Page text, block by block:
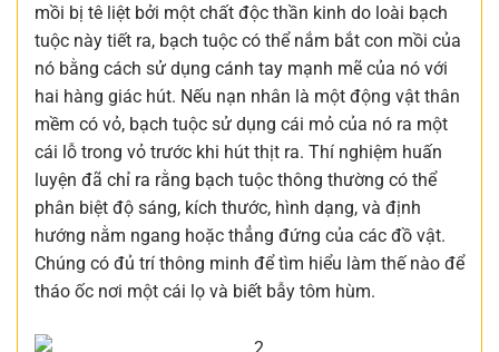
mồi bị tê liệt bởi một chất độc thần kinh do loài bạch
tuộc này tiết ra, bạch tuộc có thể nắm bắt con mồi của
nó bằng cách sử dụng cánh tay mạnh mẽ của nó với
hai hàng giác hút. Nếu nạn nhân là một động vật thân
mềm có vỏ, bạch tuộc sử dụng cái mỏ của nó ra một
cái lỗ trong vỏ trước khi hút thịt ra. Thí nghiệm huấn
luyện đã chỉ ra rằng bạch tuộc thông thường có thể
phân biệt độ sáng, kích thước, hình dạng, và định
hướng nằm ngang hoặc thẳng đứng của các đồ vật.
Chúng có đủ trí thông minh để tìm hiểu làm thế nào để
tháo ốc nơi một cái lọ và biết bẫy tôm hùm.